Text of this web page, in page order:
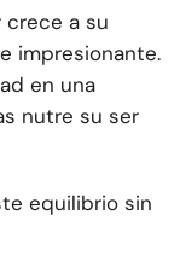
crece a su
impresionante.
en una
nutre su ser
equilibrio sin